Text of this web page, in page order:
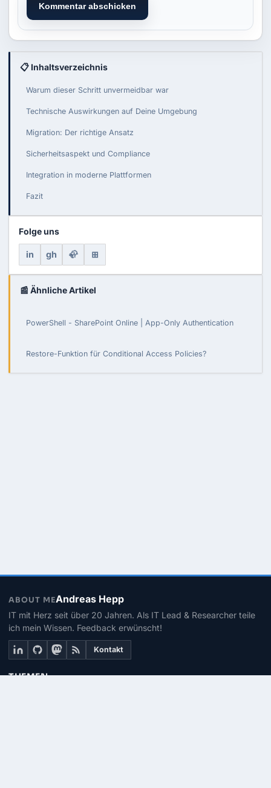
Kommentar abschicken
📋 Inhaltsverzeichnis
Warum dieser Schritt unvermeidbar war
Technische Auswirkungen auf Deine Umgebung
Migration: Der richtige Ansatz
Sicherheitsaspekt und Compliance
Integration in moderne Plattformen
Fazit
Folge uns
in gh 🦣 ⊞
📰 Ähnliche Artikel
PowerShell - SharePoint Online | App-Only Authentication
Restore-Funktion für Conditional Access Policies?
ABOUT MEAndreas Hepp
IT mit Herz seit über 20 Jahren. Als IT Lead & Researcher teile
ich mein Wissen. Feedback erwünscht!
Kontakt
THEMEN